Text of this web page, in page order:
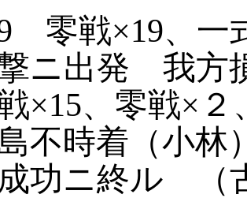
零戦×19、一
ニ出発 我方
×15、零戦×２
不時着（小林
成功ニ終ル （